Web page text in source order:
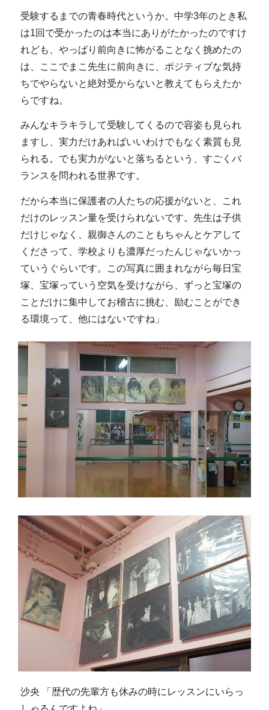
受験するまでの青春時代というか。中学3年のとき私
は1回で受かったのは本当にありがたかったのですけ
れども、やっぱり前向きに怖がることなく挑めたの
は、ここでまこ先生に前向きに、ポジティブな気持
ちでやらないと絶対受からないと教えてもらえたか
らですね。
みんなキラキラして受験してくるので容姿も見られ
ますし、実力だけあればいいわけでもなく素質も見
られる。でも実力がないと落ちるという、すごくバ
ランスを問われる世界です。
だから本当に保護者の人たちの応援がないと、これ
だけのレッスン量を受けられないです。先生は子供
だけじゃなく、親御さんのこともちゃんとケアして
くださって、学校よりも濃厚だったんじゃないかっ
ていうぐらいです。この写真に囲まれながら毎日宝
塚、宝塚っていう空気を受けながら、ずっと宝塚の
ことだけに集中してお稽古に挑む、励むことができ
る環境って、他にはないですね」
沙央 「歴代の先輩方も休みの時にレッスンにいらっ